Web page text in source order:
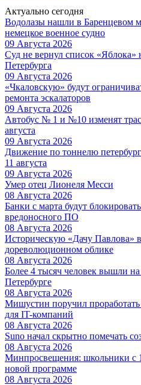
Актуально сегодня
Водолазы нашли в Баренцевом
немецкое военное судно
09 Августа 2026
Суд не вернул список «Яблока»
Петербурга
09 Августа 2026
«Чкаловскую» будут
ремонта эскалаторов
09 Августа 2026
Автобус № 1 и №10 изменят
августа
09 Августа 2026
Движение по тоннелю
11 августа
09 Августа 2026
Умер отец Лионеля Месси
08 Августа 2026
Банки с марта будут
вредоносного ПО
08 Августа 2026
Историческую «Дачу Павлова»
дореволюционном облике
08 Августа 2026
Более 4 тысяч человек вышли
Петербурге
08 Августа 2026
Мишустин поручил
для IT-компаний
08 Августа 2026
Suno начал скрытно помечать
08 Августа 2026
Минпросвещения: школьники с 1
новой программе
08 Августа 2026